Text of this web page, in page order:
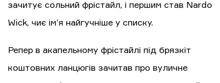
зачитує сольний фрістайл, і першим став Nardo
Wick, чиє ім’я найгучніше у списку.
Репер в акапельному фрістайлі під брязкіт
коштовних ланцюгів зачитав про вуличне